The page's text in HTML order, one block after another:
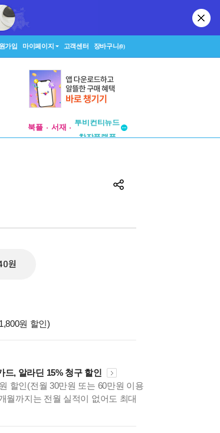
가입 마이페이지 고객센터 장바구니(0)
북플 서재
창작플랫폼
원
원 할인)
드, 알라딘 15% 청구 할인
할인(전월 30만원 또는 60만원 이용
월까지는 전월 실적이 없어도 최대